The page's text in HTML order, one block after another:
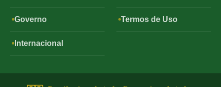
Governo
Internacional
Termos de Uso